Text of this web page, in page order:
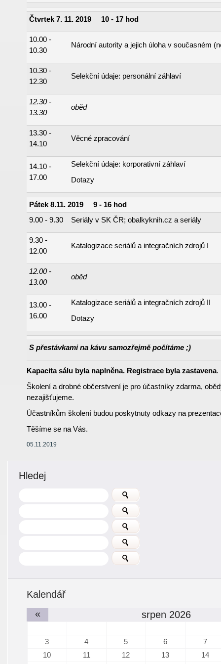
Čtvrtek 7. 11. 2019 10 - 17 hod
10.00 -
10.30
Národní autority a jejich úloha v současném
10.30 -
12.30
Selekční údaje: personální záhlaví
12.30 -
13.30
oběd
13.30 -
14.10
Věcné zpracování
14.10 -
17.00
Selekční údaje: korporativní záhlaví
Dotazy
Pátek 8.11. 2019 9 - 16 hod
9.00 - 9.30
Seriály v SK ČR; obalkyknih.cz a seriály
9.30 -
12.00
Katalogizace seriálů a integračních zdrojů I
12.00 -
13.00
oběd
13.00 -
16.00
Katalogizace seriálů a integračních zdrojů II
Dotazy
S přestávkami na kávu samozřejmě počítáme ;)
Kapacita sálu byla naplněna. Registrace byla zastavena.
Školení a drobné občerstvení je pro účastníky zdarma,
nezajišťujeme.
Účastníkům školení budou poskytnuty odkazy na
Těšíme se na Vás.
05.11.2019
Hledej
Kalendář
«
srpen 2026
3 4 5 6
7
10
11 12 13
14